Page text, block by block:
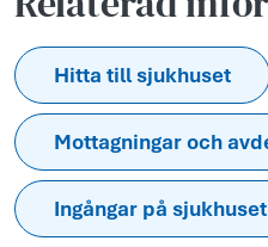
Hitta till sjukhuset
Mottagningar och
Ingångar på sjukhuset